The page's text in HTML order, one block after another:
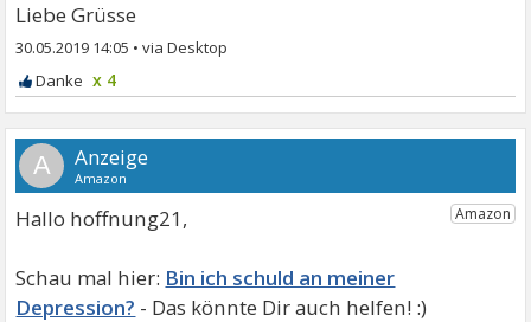
Liebe Grüsse
30.05.2019 14:05 •
x 4
A
Hallo hoffnung21,
Bin ich schuld an meiner
Depression?